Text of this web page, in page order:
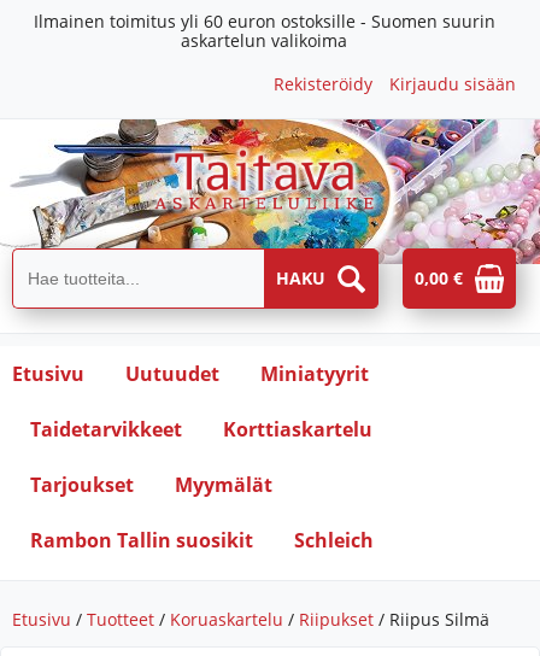
Ilmainen toimitus yli 60 euron ostoksille - Suomen suurin
askartelun valikoima
Rekisteröidy
Kirjaudu sisään
0,00 €
Etusivu Uutuudet Miniatyyrit
Taidetarvikkeet Korttiaskartelu
Tarjoukset Myymälät
Rambon Tallin suosikit Schleich
Etusivu / Tuotteet / Koruaskartelu / Riipukset / Riipus Silmä